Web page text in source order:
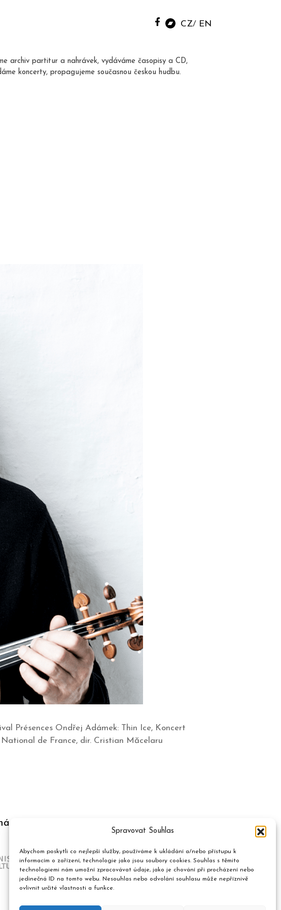
Spravovat Souhlas
Abychom poskytli co nejlepší služby, používáme k ukládání a/nebo přístupu k
informacím o zařízení, technologie jako jsou soubory cookies. Souhlas s těmito
technologiemi nám umožní zpracovávat údaje, jako je chování při procházení nebo
jedinečná ID na tomto webu. Nesouhlas nebo odvolání souhlasu může nepříznivě
ovlivnit určité vlastnosti a funkce.
CZ EN
archiv partitur a nahrávek, vydáváme časopisy a CD,
koncerty, propagujeme současnou českou hudbu.
Présences Ondřej Adámek: Thin Ice, Koncert
de France, dir. Cristian Măcelaru